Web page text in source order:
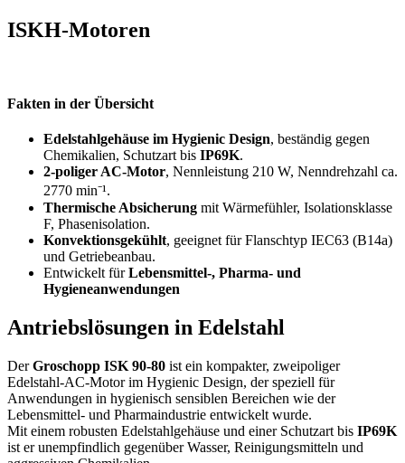
ISKH-Motoren
Fakten in der Übersicht
Edelstahlgehäuse im Hygienic Design, beständig gegen
Chemikalien, Schutzart bis IP69K.
2-poliger AC-Motor, Nennleistung 210 W, Nenndrehzahl ca.
2770 min⁻¹.
Thermische Absicherung mit Wärmefühler, Isolationsklasse
F, Phasenisolation.
Konvektionsgekühlt, geeignet für Flanschtyp IEC63 (B14a)
und Getriebeanbau.
Entwickelt fürLebensmittel-, Pharma- und
Hygieneanwendungen
Antriebslösungen in Edelstahl
DerGroschopp ISK 90-80 ist ein kompakter, zweipoliger
Edelstahl-AC-Motor im Hygienic Design, der speziell für
Anwendungen in hygienisch sensiblen Bereichen wie der
Lebensmittel- und Pharmaindustrie entwickelt wurde.
Mit einem robusten Edelstahlgehäuse und einer Schutzart bis IP69K
ist er unempfindlich gegenüber Wasser, Reinigungsmitteln und